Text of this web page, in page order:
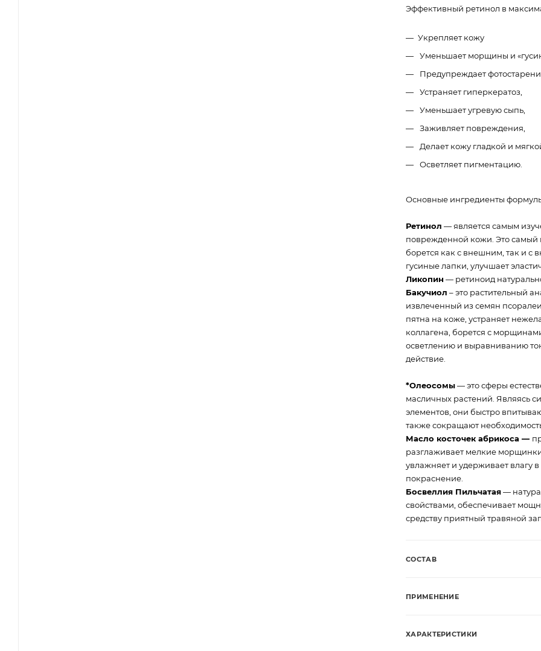
Эффективный ретинол в
Укрепляет кожу
Уменьшает морщины и
Предупреждает
Устраняет гиперкератоз,
Уменьшает угревую сыпь,
Заживляет повреждения,
Делает кожу гладкой и
Осветляет пигментацию.
Основные ингредиенты
Ретинол — является самым
поврежденной кожи. Это самый
борется как с внешним, так и
гусиные лапки, улучшает
Ликопин — ретиноид
Бакучиол – это растительный
извлеченный из семян
пятна на коже, устраняет
коллагена, борется с
осветлению и выравниванию
действие.
*Олеосомы— это сферы
масличных растений. Являясь
элементов, они быстро
также сокращают
Масло косточек абрикоса —
разглаживает мелкие
увлажняет и удерживает влагу
покраснение.
Босвеллия Пильчатая—
свойствами, обеспечивает
средству приятный травяной
СОСТАВ
ПРИМЕНЕНИЕ
ХАРАКТЕРИСТИКИ